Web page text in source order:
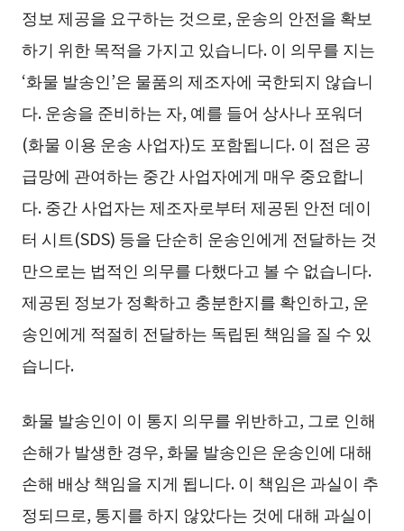
정보 제공을 요구하는 것으로, 운송의 안전을 확보
하기 위한 목적을 가지고 있습니다. 이 의무를 지는
‘화물 발송인’은 물품의 제조자에 국한되지 않습니
다. 운송을 준비하는 자, 예를 들어 상사나 포워더
(화물 이용 운송 사업자)도 포함됩니다. 이 점은 공
급망에 관여하는 중간 사업자에게 매우 중요합니
다. 중간 사업자는 제조자로부터 제공된 안전 데이
터 시트(SDS) 등을 단순히 운송인에게 전달하는 것
만으로는 법적인 의무를 다했다고 볼 수 없습니다.
제공된 정보가 정확하고 충분한지를 확인하고, 운
송인에게 적절히 전달하는 독립된 책임을 질 수 있
습니다.
화물 발송인이 이 통지 의무를 위반하고, 그로 인해
손해가 발생한 경우, 화물 발송인은 운송인에 대해
손해 배상 책임을 지게 됩니다. 이 책임은 과실이 추
정되므로, 통지를 하지 않았다는 것에 대해 과실이